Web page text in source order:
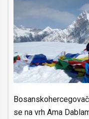
se na vrh Ama